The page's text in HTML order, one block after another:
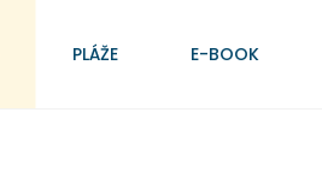
PLÁŽE E-BOOK